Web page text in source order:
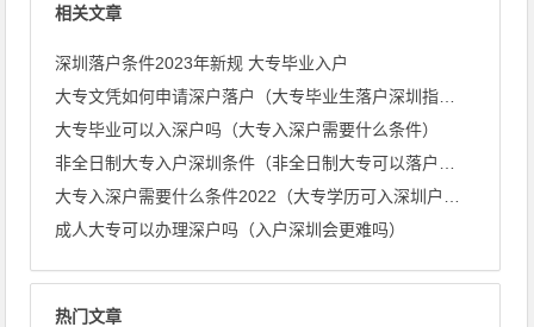
相关文章
深圳落户条件2023年新规 大专毕业入户
大专毕业可以入深户吗（大专入深户需要什么条件）
成人大专可以办理深户吗（入户深圳会更难吗）
热门文章